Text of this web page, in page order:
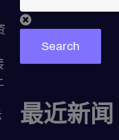
Search
最近新闻